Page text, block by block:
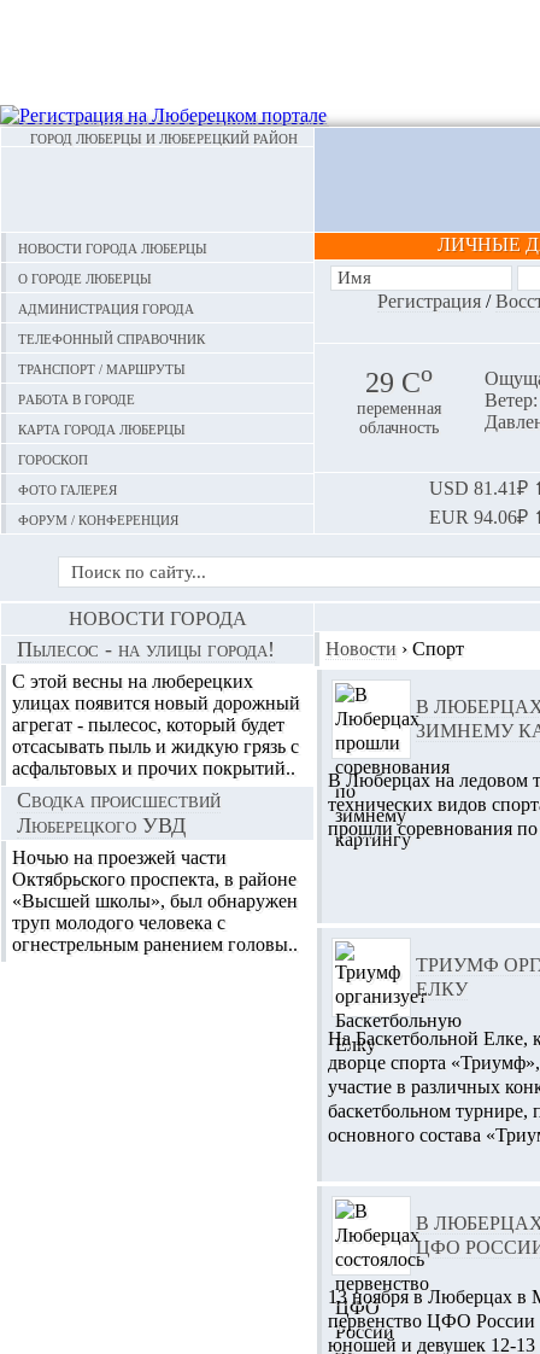
ГОРОД ЛЮБЕРЦЫ И ЛЮБЕРЕЦКИЙ РАЙОН
Новости города Люберцы
О городе Люберцы
Администрация города
Телефонный справочник
Транспорт / маршруты
Работа в городе
Карта города Люберцы
Гороскоп
Фото галерея
Форум / конференция
ЛИЧНЫЕ
Регистрация/
29 Сo
переменная
облачность
USD 81.41₽
EUR 94.06₽
Новости › Спорт
В
ЗИМНЕМУ
В Люберцах на ледовом
технических видов
прошли соревнования
ТРИУМФ
ЕЛКУ
На Баскетбольной Елке,
дворце спорта
участие в различных
баскетбольном турнире,
основного состава
В
ЦФО
13 ноября в Люберцах
первенство ЦФО России
юношей и девушек 12-13
НОВОСТИ ГОРОДА
Пылесос - на улицы города!
С этой весны на люберецких
улицах появится новый дорожный
агрегат - пылесос, который будет
отсасывать пыль и жидкую грязь с
асфальтовых и прочих покрытий..
Сводка происшествий
Люберецкого УВД
Ночью на проезжей части
Октябрьского проспекта, в районе
«Высшей школы», был обнаружен
труп молодого человека с
огнестрельным ранением головы..